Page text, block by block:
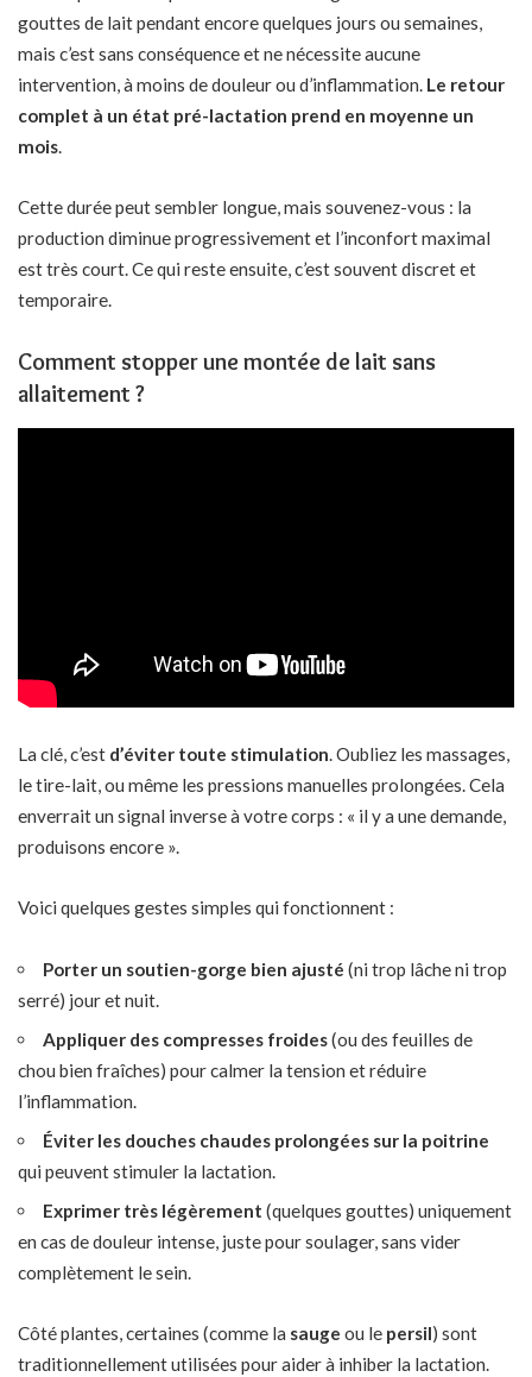
gouttes de lait pendant encore quelques jours ou semaines,
mais c’est sans conséquence et ne nécessite aucune
intervention, à moins de douleur ou d’inflammation. Le retour
complet à un état pré-lactation prend en moyenne un
mois.
Cette durée peut sembler longue, mais souvenez-vous : la
production diminue progressivement et l’inconfort maximal
est très court. Ce qui reste ensuite, c’est souvent discret et
temporaire.
Comment stopper une montée de lait sans
allaitement ?
La clé, c’est d’éviter toute stimulation. Oubliez les massages,
le tire-lait, ou même les pressions manuelles prolongées. Cela
enverrait un signal inverse à votre corps : « il y a une demande,
produisons encore ».
Voici quelques gestes simples qui fonctionnent :
Porter un soutien-gorge bien ajusté (ni trop lâche ni trop
serré) jour et nuit.
Appliquer des compresses froides(ou des feuilles de
chou bien fraîches) pour calmer la tension et réduire
l’inflammation.
Éviter les douches chaudes prolongées sur la poitrine
qui peuvent stimuler la lactation.
Exprimer très légèrement (quelques gouttes) uniquement
en cas de douleur intense, juste pour soulager, sans vider
complètement le sein.
Côté plantes, certaines (comme la sauge ou le persil) sont
traditionnellement utilisées pour aider à inhiber la lactation.